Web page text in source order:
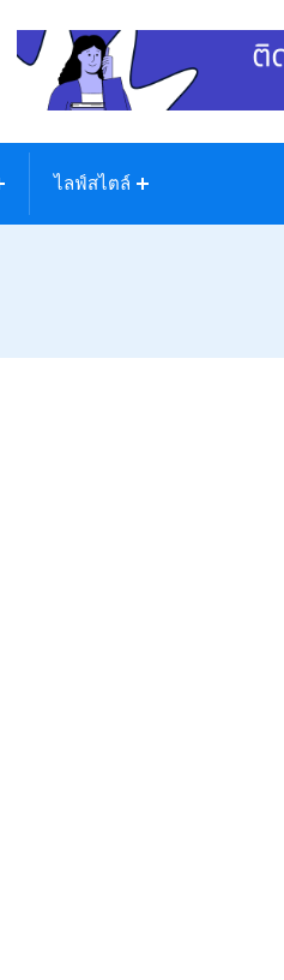
ไลฟ์สไตล์